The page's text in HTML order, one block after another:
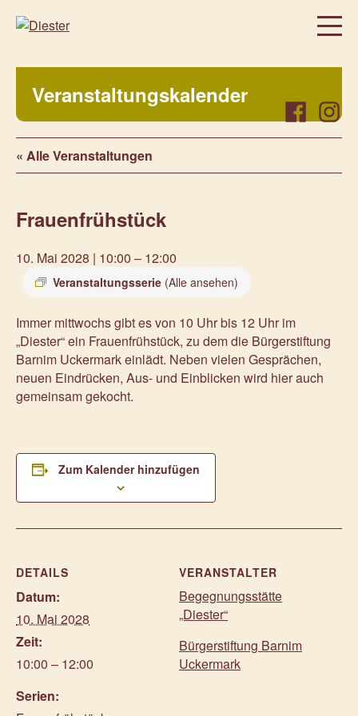
Über uns
Regelmäßige Angebote
Was bei uns sonst noch so los ist…
Veranstaltungen
Prenzlauer Frauenwochen 2025
Unsere Partner
Aktuelles
Kontakt
Facebook
Veranstaltungskalender
« Alle Veranstaltungen
Frauenfrühstück
10. Mai 2028 | 10:00 – 12:00
Veranstaltungsserie (Alle ansehen)
Immer mittwochs gibt es von 10 Uhr bis 12 Uhr im
„Diester“ ein Frauenfrühstück, zu dem die Bürgerstiftung
Barnim Uckermark einlädt. Neben vielen Gesprächen,
neuen Eindrücken, Aus- und Einblicken wird hier auch
gemeinsam gekocht.
Zum Kalender hinzufügen
DETAILS
Datum:
10. Mai 2028
Zeit:
10:00 – 12:00
Serien:
VERANSTALTER
Begegnungsstätte
„Diester“
Bürgerstiftung Barnim
Uckermark